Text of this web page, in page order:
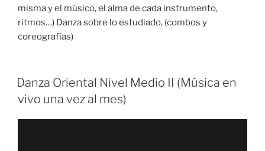
misma y el músico, el alma de cada instrumento,
ritmos…) Danza sobre lo estudiado, (combos y
coreografías)
Danza Oriental Nivel Medio II (Música en
vivo una vez al mes)